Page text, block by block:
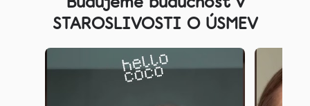
STAROSLIVOSTI O ÚSMEV